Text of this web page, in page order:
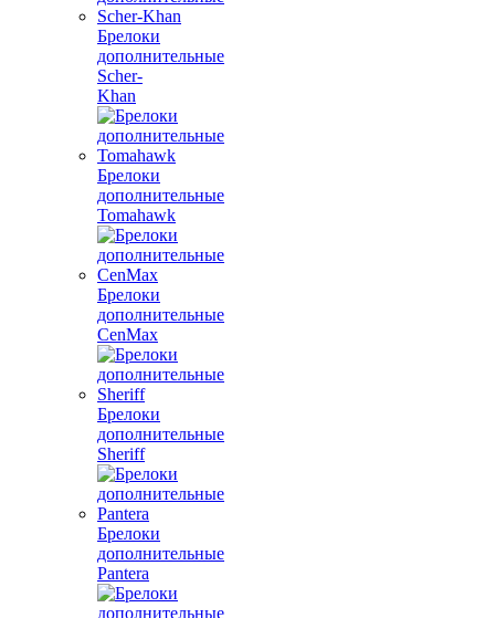
Брелоки
дополнительные
Scher-
Khan
Брелоки
дополнительные
Tomahawk
Брелоки
дополнительные
CenMax
Брелоки
дополнительные
Sheriff
Брелоки
дополнительные
Pantera